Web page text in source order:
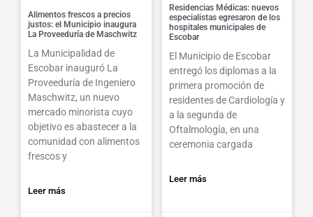
Alimentos frescos a precios
justos: el Municipio inaugura
La Proveeduría de Maschwitz
La Municipalidad de
Escobar inauguró La
Proveeduría de Ingeniero
Maschwitz, un nuevo
mercado minorista cuyo
objetivo es abastecer a la
comunidad con alimentos
frescos y
Leer más
Residencias Médicas: nuevos
especialistas egresaron de los
hospitales municipales de
Escobar
El Municipio de Escobar
entregó los diplomas a la
primera promoción de
residentes de Cardiología y
a la segunda de
Oftalmología, en una
ceremonia cargada
Leer más